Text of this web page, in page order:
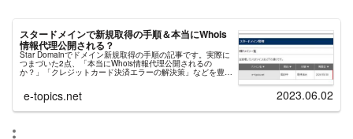
スタードメインで新規取得の手順＆本当にWhois
情報代理公開される？
Star Domainでドメイン新規取得の手順の記事です。実際に
つまづいた2点、「本当にWhois情報代理公開されるの
か？」「クレジットカード決済エラーの解決策」などを豊富
e-topics.net 2023.06.02